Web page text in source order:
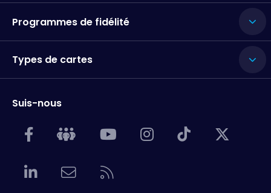
Programmes de fidélité
Types de cartes
Suis-nous